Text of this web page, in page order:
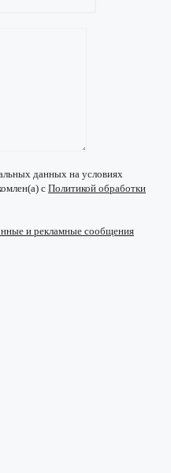
данных на условиях
с Политикой обработки
и рекламные сообщения